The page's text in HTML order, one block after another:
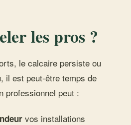
les pros ?
le calcaire persiste ou
il est peut-être temps de
professionnel peut :
vos installations